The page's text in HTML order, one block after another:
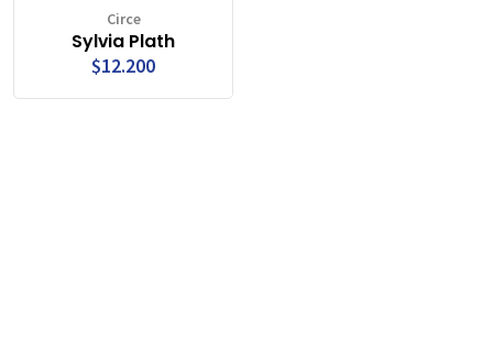
Circe
Sylvia Plath
$12.200